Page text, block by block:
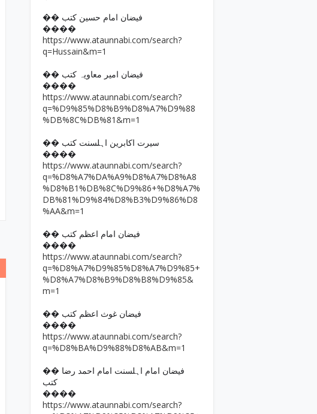
�� فیضان امام حسین کتب
����
https://www.ataunnabi.com/search?
q=Hussain&m=1
�� فیضان امیر معاویہ کتب
����
https://www.ataunnabi.com/search?
q=%D9%85%D8%B9%D8%A7%D9%88
%DB%8C%DB%81&m=1
�� سیرت اکابرین اہلسنت کتب
����
https://www.ataunnabi.com/search?
q=%D8%A7%DA%A9%D8%A7%D8%A8
%D8%B1%DB%8C%D9%86+%D8%A7%
DB%81%D9%84%D8%B3%D9%86%D8
%AA&m=1
�� فیضان امام اعظم کتب
����
https://www.ataunnabi.com/search?
q=%D8%A7%D9%85%D8%A7%D9%85+
%D8%A7%D8%B9%D8%B8%D9%85&
m=1
�� فیضان غوث اعظم کتب
����
https://www.ataunnabi.com/search?
q=%D8%BA%D9%88%D8%AB&m=1
�� فیضان امام اہلسنت امام احمد رضا
کتب
����
https://www.ataunnabi.com/search?